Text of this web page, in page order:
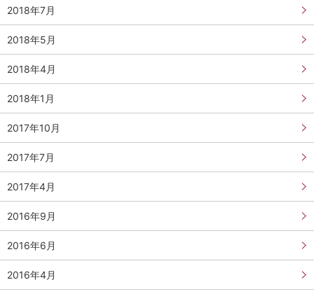
2018年7月
2018年5月
2018年4月
2018年1月
2017年10月
2017年7月
2017年4月
2016年9月
2016年6月
2016年4月